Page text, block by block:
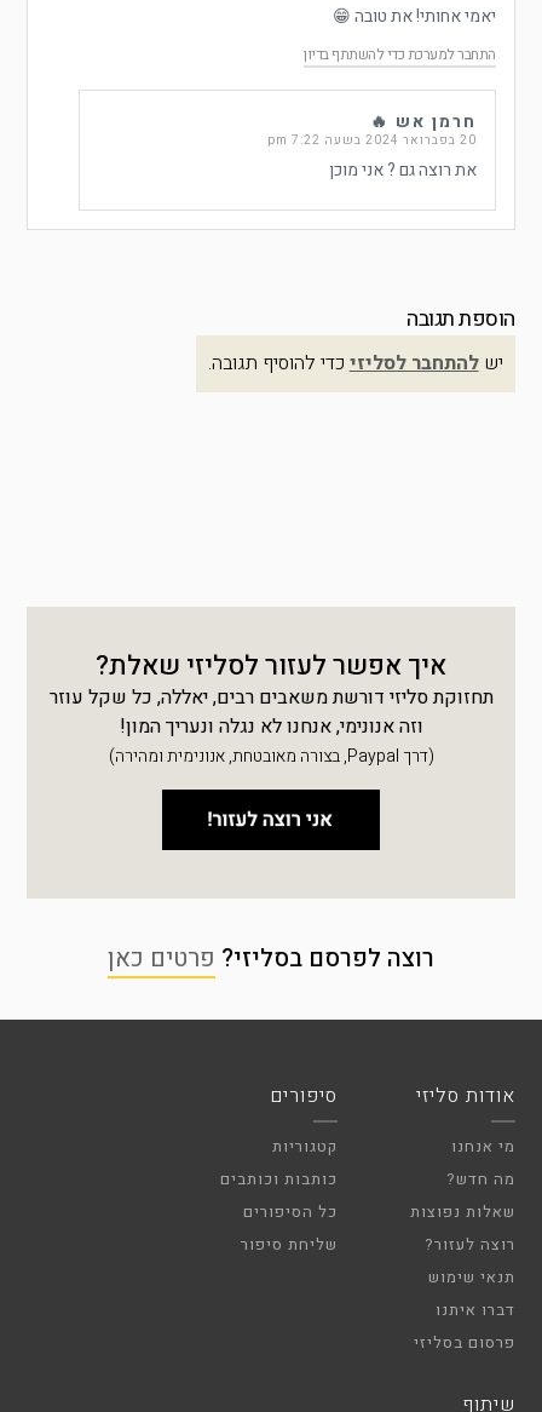
יאמי אחותי! את טובה 😁
התחבר למערכת כדי להשתתף בדיון
חרמן אש 🔥
20 בפברואר 2024 בשעה 7:22 pm
את רוצה גם ? אני מוכן
הוספת תגובה
ישלהתחבר לסליזיכדי להוסיף תגובה.
איך אפשר לעזור לסליזי שאלת?
תחזוקת סליזי דורשת משאבים רבים, יאללה, כל שקל עוזר
וזה אנונימי, אנחנו לא נגלה ונעריך המון!
(דרך Paypal, בצורה מאובטחת, אנונימית ומהירה)
רוצה לפרסם בסליזי? פרטים כאן
אודות סליזי
מי אנחנו
מה חדש?
שאלות נפוצות
רוצה לעזור?
תנאי שימוש
דברו איתנו
פרסום בסליזי
סיפורים
קטגוריות
כותבות וכותבים
כל הסיפורים
שליחת סיפור
שיתוף